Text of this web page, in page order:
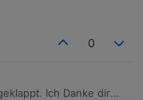
0
Ich Danke dir